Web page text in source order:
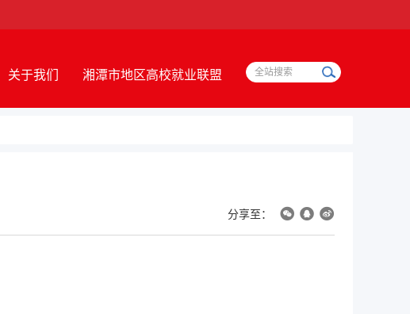
关于我们 湘潭市地区高校就业联盟
分享至：